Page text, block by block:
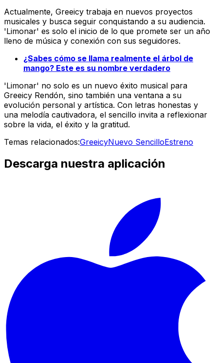
Actualmente, Greeicy trabaja en nuevos proyectos
musicales y busca seguir conquistando a su audiencia.
'Limonar' es solo el inicio de lo que promete ser un año
lleno de música y conexión con sus seguidores.
¿Sabes cómo se llama realmente el árbol de
mango? Este es su nombre verdadero
'Limonar' no solo es un nuevo éxito musical para
Greeicy Rendón, sino también una ventana a su
evolución personal y artística. Con letras honestas y
una melodía cautivadora, el sencillo invita a reflexionar
sobre la vida, el éxito y la gratitud.
Temas relacionados:GreeicyNuevo SencilloEstreno
Descarga nuestra aplicación